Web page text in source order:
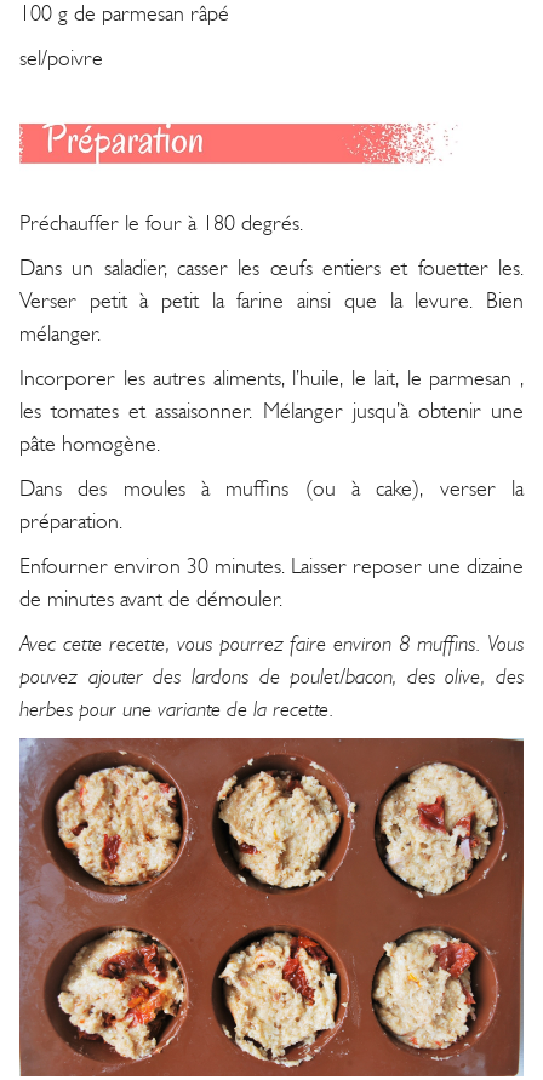
100 g de parmesan râpé
sel/poivre
Préchauffer le four à 180 degrés.
Dans un saladier, casser les œufs entiers et fouetter les.
Verser petit à petit la farine ainsi que la levure. Bien
mélanger.
Incorporer les autres aliments, l’huile, le lait, le parmesan ,
les tomates et assaisonner. Mélanger jusqu’à obtenir une
pâte homogène.
Dans des moules à muffins (ou à cake), verser la
préparation.
Enfourner environ 30 minutes. Laisser reposer une dizaine
de minutes avant de démouler.
Avec cette recette, vous pourrez faire environ 8 muffins. Vous
pouvez ajouter des lardons de poulet/bacon, des olive, des
herbes pour une variante de la recette.